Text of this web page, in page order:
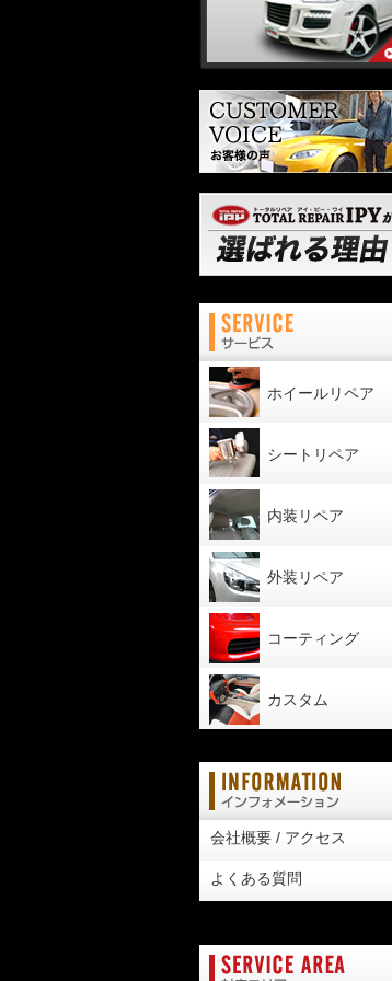
ホイールリペア
シートリペア
内装リペア
外装リペア
コーティング
カスタム
会社概要 / アクセス
よくある質問